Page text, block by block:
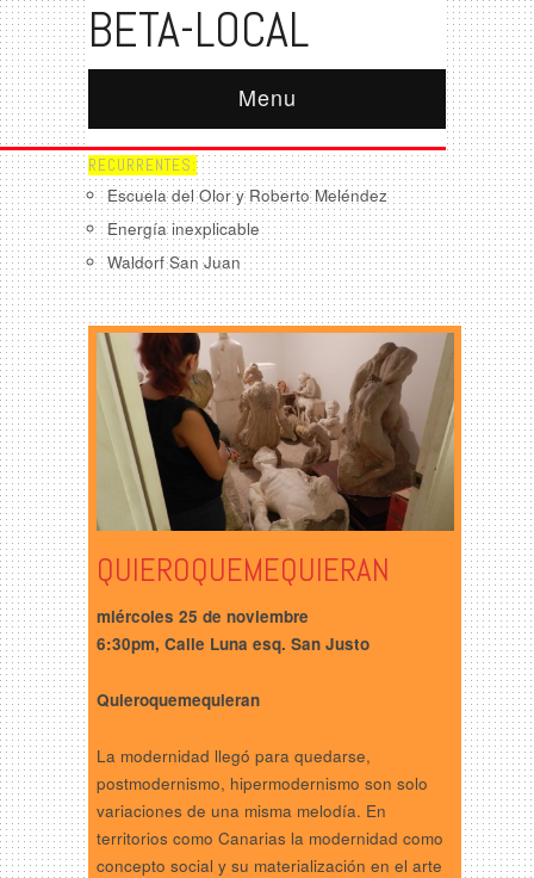
BETA-LOCAL
Menu
RECURRENTES:
Escuela del Olor y Roberto Meléndez
Energía inexplicable
Waldorf San Juan
QUIEROQUEMEQUIERAN
miércoles 25 de noviembre
6:30pm, Calle Luna esq. San Justo
Quieroquemequieran
La modernidad llegó para quedarse,
postmodernismo, hipermodernismo son solo
variaciones de una misma melodía. En
territorios como Canarias la modernidad como
concepto social y su materialización en el arte